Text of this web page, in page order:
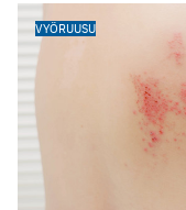
VYÖRUUSU